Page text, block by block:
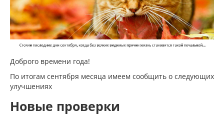
Доброго времени года!
По итогам сентября месяца имеем сообщить о следующих
улучшениях
Новые проверки